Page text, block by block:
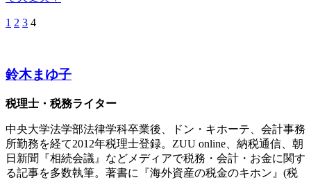
1 2 3 4
鈴木まゆ子
税理士・税務ライター
中央大学法学部法律学科卒業後、ドン・キホーテ、会計事務
所勤務を経て2012年税理士登録。ZUU online、納税通信、朝
日新聞『相続会議』などメディアで税務・会計・お金に関す
る記事を多数執筆。著書に『海外資産の税金のキホン』(税